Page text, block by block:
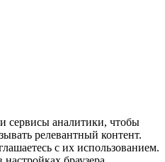
сервисы аналитики, чтобы
релевантный контент.
с их использованием.